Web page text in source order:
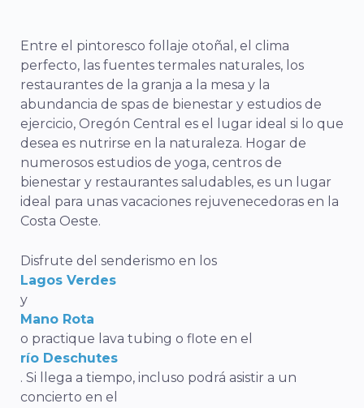
Entre el pintoresco follaje otoñal, el clima
perfecto, las fuentes termales naturales, los
restaurantes de la granja a la mesa y la
abundancia de spas de bienestar y estudios de
ejercicio, Oregón Central es el lugar ideal si lo que
desea es nutrirse en la naturaleza. Hogar de
numerosos estudios de yoga, centros de
bienestar y restaurantes saludables, es un lugar
ideal para unas vacaciones rejuvenecedoras en la
Costa Oeste.
Disfrute del senderismo en los
Lagos Verdes
y
Mano Rota
o practique lava tubing o flote en el
río Deschutes
. Si llega a tiempo, incluso podrá asistir a un
concierto en el